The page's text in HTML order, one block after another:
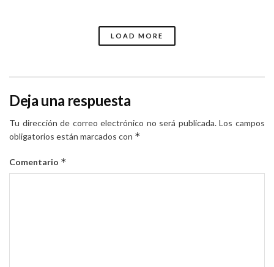
LOAD MORE
Deja una respuesta
Tu dirección de correo electrónico no será publicada. Los campos
obligatorios están marcados con *
Comentario *